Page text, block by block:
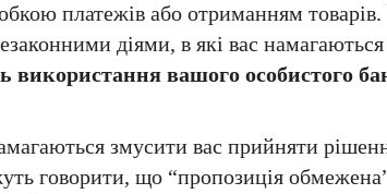
платежів або отриманням
діями, в які вас намагаються
використання вашого особистого
змусити вас прийняти
говорити, що “пропозиція